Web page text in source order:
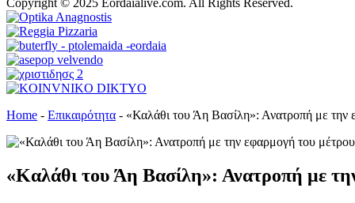
Home - Επικαιρότητα - «Καλάθι του Άη Βασίλη»: Ανατροπή με την
«Καλάθι του Άη Βασίλη»: Ανατροπή με